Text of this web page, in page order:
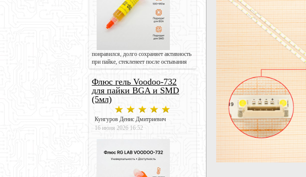
понравился, долго сохраняет активность
при пайке, стекленеет после остывания
Флюс гель Voodoo-732
для пайки BGA и SMD
(5мл)
Кунгуров Денис Дмитриевич
16 июня 2026 16:52